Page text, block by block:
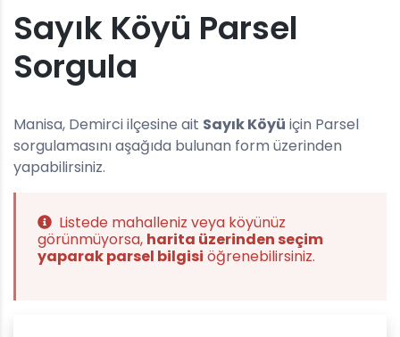
Sayık Köyü Parsel
Sorgula
Manisa, Demirci ilçesine ait Sayık Köyü için Parsel
sorgulamasını aşağıda bulunan form üzerinden
yapabilirsiniz.
Listede mahalleniz veya köyünüz
görünmüyorsa, harita üzerinden seçim
yaparak parsel bilgisi öğrenebilirsiniz.